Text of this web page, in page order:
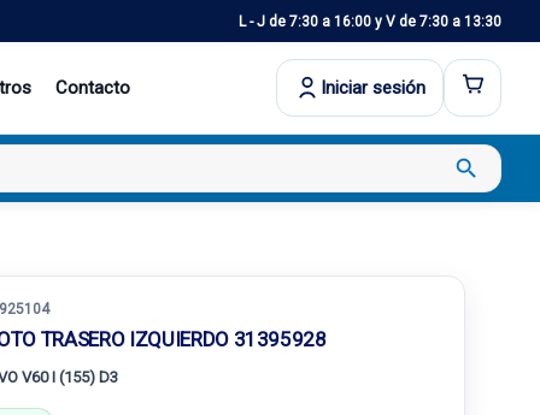
L - J de 7:30 a 16:00 y V de 7:30 a 13:30
Contacto Iniciar sesión
search
TRASERO IZQUIERDO 31395928
V60 I (155) D3